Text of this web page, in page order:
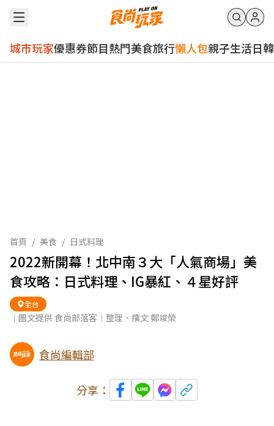
城市玩家優惠券節目熱門美食旅行懶人包親子生活日韓
首頁 / 美食 / 日式料理
2022新開幕！北中南３大「人氣商場」美
食攻略：日式料理、IG暴紅、４星好評
全台
｜圖文提供 食尚部落客｜整理、撰文 鄭竣榮
食尚編輯部
分享：